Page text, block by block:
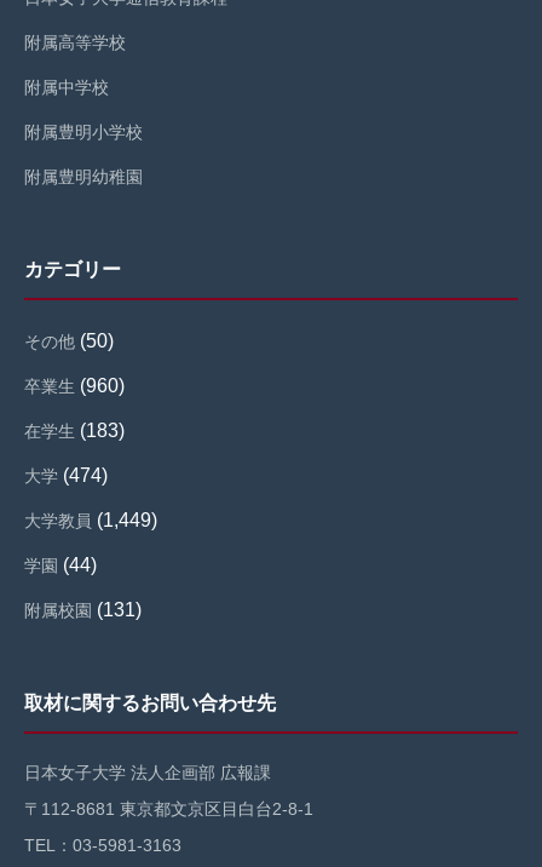
附属高等学校
附属中学校
附属豊明小学校
附属豊明幼稚園
カテゴリー
その他 (50)
卒業生 (960)
在学生 (183)
大学 (474)
大学教員 (1,449)
学園 (44)
附属校園 (131)
取材に関するお問い合わせ先
日本女子大学 法人企画部 広報課
〒112-8681 東京都文京区目白台2-8-1
TEL：03-5981-3163